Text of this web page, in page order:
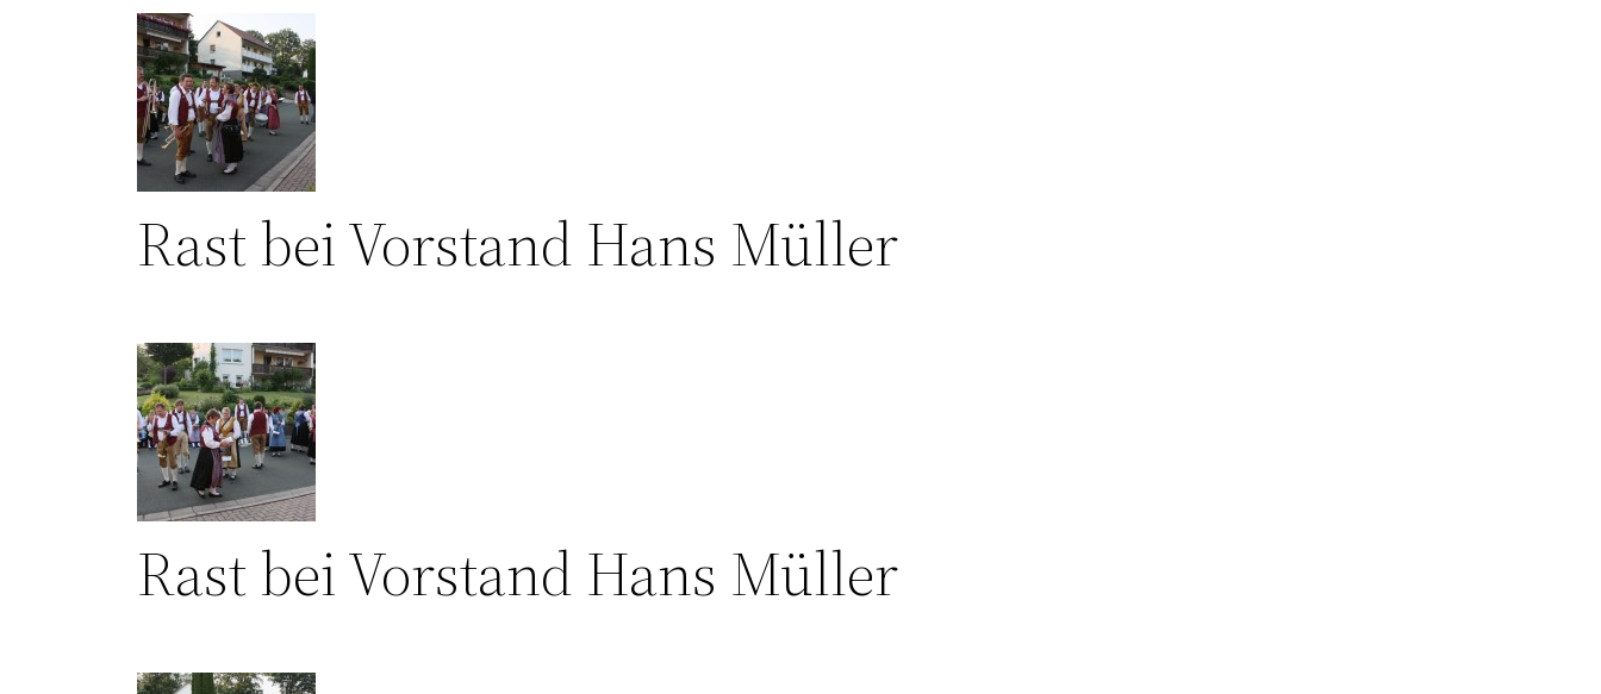
Rast bei Vorstand Hans Müller
Rast bei Vorstand Hans Müller